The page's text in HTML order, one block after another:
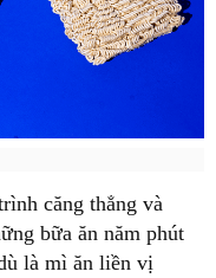
căng thẳng và
bữa ăn năm phút
là mì ăn liền vị